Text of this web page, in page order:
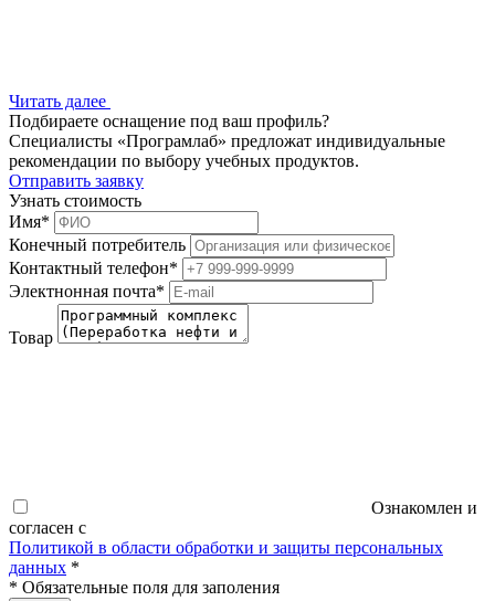
Читать далее
Подбираете оснащение под ваш профиль?
Специалисты «Програмлаб» предложат индивидуальные
рекомендации по выбору учебных продуктов.
Отправить заявку
Узнать стоимость
Имя*
Конечный потребитель
Контактный телефон*
Электнонная почта*
Товар
Ознакомлен и
согласен с
Политикой в области обработки и защиты персональных
данных *
* Обязательные поля для заполения